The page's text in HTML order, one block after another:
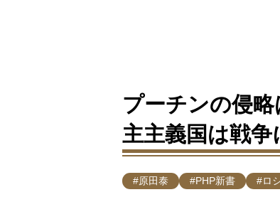
プーチンの侵
主主義国は戦争
#原田泰 #PHP新書 #ロ